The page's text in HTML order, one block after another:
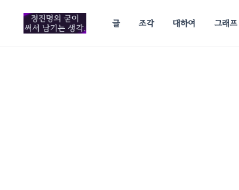
content
글
조각 대하여 그래프